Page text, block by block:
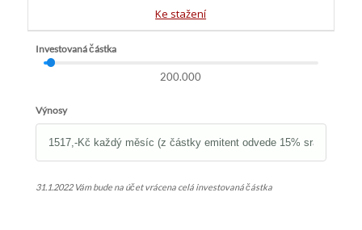
Ke stažení
Investovaná částka
200.000
Výnosy
31.1.2022 Vám bude na účet vrácena celá investovaná částka